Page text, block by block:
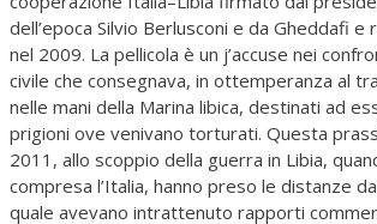
dell’epoca Silvio Berlusconi e da Gheddafi e
nel 2009. La pellicola è un j’accuse nei
civile che consegnava, in ottemperanza al
nelle mani della Marina libica, destinati ad
prigioni ove venivano torturati. Questa
2011, allo scoppio della guerra in Libia,
compresa l’Italia, hanno preso le distanze
quale avevano intrattenuto rapporti